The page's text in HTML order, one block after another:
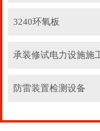
3240环氧板
防雷装置检测设备